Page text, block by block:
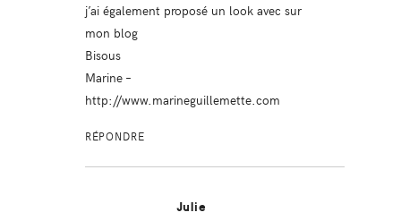
j’ai également proposé un look avec sur
mon blog
Bisous
Marine –
http://www.marineguillemette.com
RÉPONDRE
Julie